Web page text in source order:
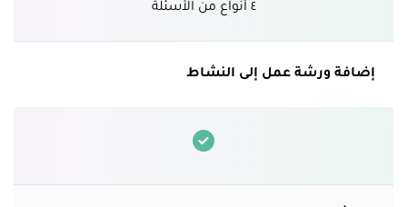
٤ أنواع من الأسئلة
إضافة ورشة عمل إلى النشاط